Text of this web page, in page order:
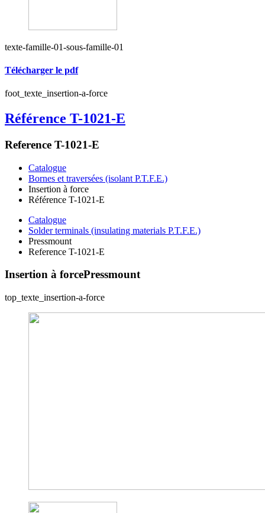
texte-famille-01-sous-famille-01
Télécharger le pdf
foot_texte_insertion-a-force
Référence T-1021-E
Reference T-1021-E
Catalogue
Bornes et traversées (isolant P.T.F.E.)
Insertion à force
Référence T-1021-E
Catalogue
Solder terminals (insulating materials P.T.F.E.)
Pressmount
Reference T-1021-E
Insertion à forcePressmount
top_texte_insertion-a-force